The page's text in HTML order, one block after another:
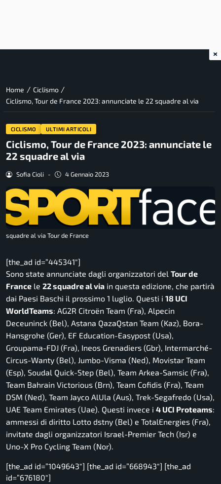
Home / Ciclismo /
Ciclismo, Tour de France 2023: annunciate le 22 squadre al via
CICLISMO ULTIMI ARTICOLI
Ciclismo, Tour de France 2023: annunciate le
22 squadre al via
Sofia Cioli - 4 Gennaio 2023
squadre al via Tour de France
[the_ad id=”445341″]
Sono state annunciate dagli organizzatori del Tour de
France le 22 squadre al via in questa edizione, che partirà
dai Paesi Baschi il prossimo 1 luglio. Questi i 18 UCI
WorldTeams: AG2R Citroën Team (Fra), Alpecin
Deceuninck (Bel), Astana QazaQstan Team (Kaz), Bora-
Hansgrohe (Ger), EF Education-Easypost (Usa),
Groupama-FDJ (Fra), Ineos Grenadiers (Gbr), Intermarché-
Circus-Wanty (Bel), Jumbo-Visma (Ned), Movistar Team
(Esp), Soudal Quick-Step (Bel), Team Arkea-Samsic (Fra),
Team Bahrain Victorious (Brn), Team Cofidis (Fra), Team
DSM (Ned), Team Jayco AlUla (Aus), Trek-Segafredo (Usa),
UAE Team Emirates (Uae). Questi invece i 4 UCI Proteams:
ammessi di diritto Lotto dstny (Bel) e TotalEnergies (Fra),
invitate dagli organizzatori Israel-Premier Tech (Isr) e
Uno-X Pro Cycling Team (Nor).
[the_ad id=”1049643″] [the_ad id=”668943″] [the_ad
id=”676180″]
×